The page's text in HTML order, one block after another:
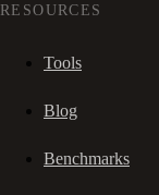
RESOURCES
Tools
Blog
Benchmarks